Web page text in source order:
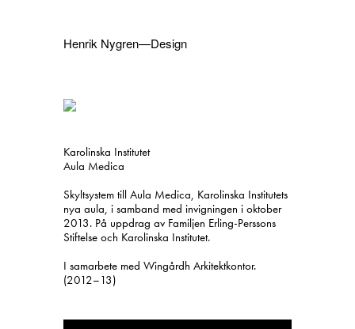
Henrik Nygren—Design
Projekt
Svenska
English
Karolinska Institutet
Aula Medica
Skyltsystem till Aula Medica, Karolinska Institutets
nya aula, i samband med invigningen i oktober
2013. På uppdrag av Familjen Erling-Perssons
Stiftelse och Karolinska Institutet.
I samarbete med Wingårdh Arkitektkontor.
(2012–13)